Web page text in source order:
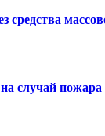
средства
случай